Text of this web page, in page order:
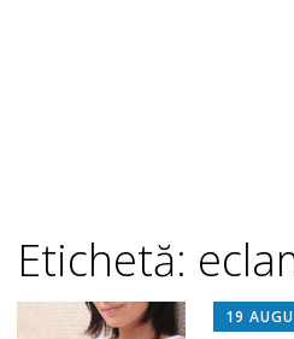
Etichetă:
19